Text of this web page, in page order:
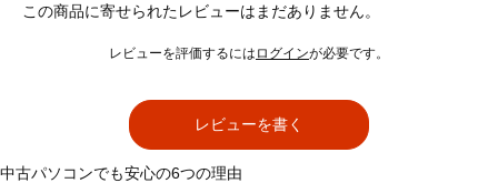
この商品に寄せられたレビューはまだありません。
レビューを評価するには ログインが必要です。
レビューを書く
中古パソコンでも安心の6つの理由